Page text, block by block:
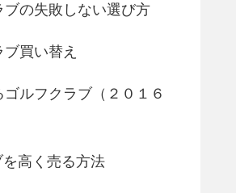
ブの失敗しない選び方
買い替え
ゴルフクラブ（２０１６
高く売る方法